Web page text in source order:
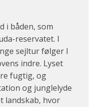
i båden, som
reservatet. I
sejltur følger I
indre. Lyset
fugtig, og
og junglelyde
landskab, hvor